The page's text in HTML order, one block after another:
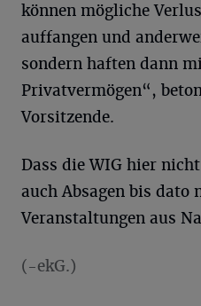
können mögliche
auffangen und
sondern haften dann
Privatvermögen“,
Vorsitzende.
Dass die WIG hier
auch Absagen bis dato
Veranstaltungen aus
(-ekG.)